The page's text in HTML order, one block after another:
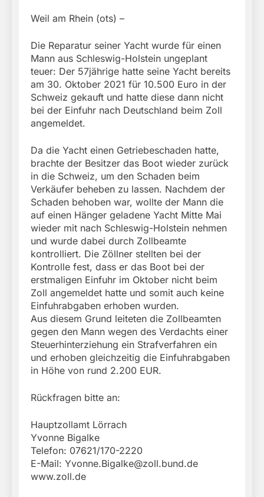
Weil am Rhein (ots) –
Die Reparatur seiner Yacht wurde für einen
Mann aus Schleswig-Holstein ungeplant
teuer: Der 57jährige hatte seine Yacht bereits
am 30. Oktober 2021 für 10.500 Euro in der
Schweiz gekauft und hatte diese dann nicht
bei der Einfuhr nach Deutschland beim Zoll
angemeldet.
Da die Yacht einen Getriebeschaden hatte,
brachte der Besitzer das Boot wieder zurück
in die Schweiz, um den Schaden beim
Verkäufer beheben zu lassen. Nachdem der
Schaden behoben war, wollte der Mann die
auf einen Hänger geladene Yacht Mitte Mai
wieder mit nach Schleswig-Holstein nehmen
und wurde dabei durch Zollbeamte
kontrolliert. Die Zöllner stellten bei der
Kontrolle fest, dass er das Boot bei der
erstmaligen Einfuhr im Oktober nicht beim
Zoll angemeldet hatte und somit auch keine
Einfuhrabgaben erhoben wurden.
Aus diesem Grund leiteten die Zollbeamten
gegen den Mann wegen des Verdachts einer
Steuerhinterziehung ein Strafverfahren ein
und erhoben gleichzeitig die Einfuhrabgaben
in Höhe von rund 2.200 EUR.
Rückfragen bitte an:
Hauptzollamt Lörrach
Yvonne Bigalke
Telefon: 07621/170-2220
E-Mail: Yvonne.Bigalke@zoll.bund.de
www.zoll.de